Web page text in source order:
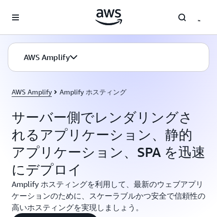
AWS Amplify
AWS Amplify Amplify ホスティング
サーバー側でレンダリングさ
れるアプリケーション、静的
アプリケーション、SPA を迅速
にデプロイ
Amplify ホスティングを利用して、最新のウェブアプリ
ケーションのために、スケーラブルかつ安全で信頼性の
高いホスティングを実現しましょう。